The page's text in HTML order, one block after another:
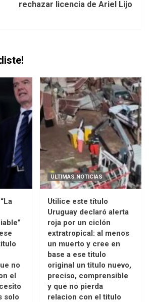
rechazar licencia de Ariel Lijo
no
el
solo
ULTIMAS NOTICIAS
Utilice este título
Uruguay declaró alerta
roja por un ciclón
extratropical: al menos
un muerto y cree en
base a ese titulo
original un titulo nuevo,
preciso, comprensible
y que no pierda
relacion con el titulo